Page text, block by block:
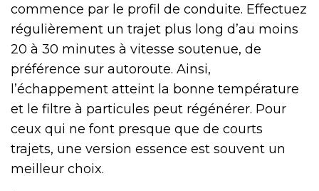
commence par le profil de conduite. Effectuez
régulièrement un trajet plus long d’au moins
20 à 30 minutes à vitesse soutenue, de
préférence sur autoroute. Ainsi,
l’échappement atteint la bonne température
et le filtre à particules peut régénérer. Pour
ceux qui ne font presque que de courts
trajets, une version essence est souvent un
meilleur choix.